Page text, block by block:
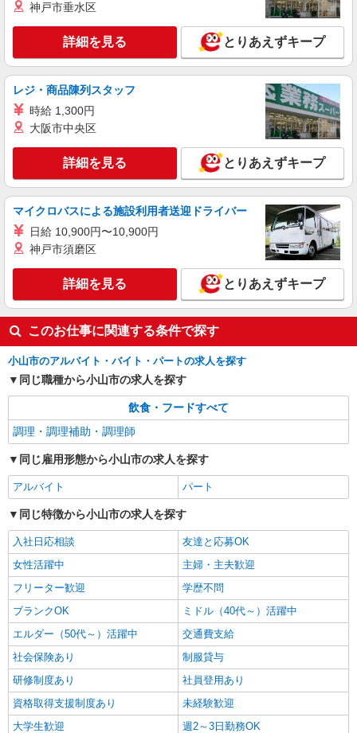
詳細を見る
アルバイト パート
すき家 4号小山間々田店
すき家の店舗スタッフ（接客・調理・清掃な
時給1,130円 ※22:00〜翌5:00：時給1,413円 ※
高校生時給1,080円 ※早朝手当（5:00〜9:00）時給
＋150円栃木県小山市間々田五料2416-5
キープ 詳細を見る
アルバイト パート
オリーブの丘 小山雨ヶ谷店
キッチン（フード）スタッフ
時給1130円 ※22:00以降は時給1413円 ※高校
生時給1100円 ■土日・祝手当 土日・祝は時給＋
100円 ■特別手当 早朝手当（6:00〜8:00）時給＋
100円
栃木県小山市雨ヶ谷字弁天前450-1
キープ 詳細を見る
神戸市垂水区
詳細を見る とりあえずキープ
レジ・商品陳列スタッフ
時給 1,300円
大阪市中央区
詳細を見る とりあえずキープ
マイクロバスによる施設利用者送迎ドライバー
日給 10,900円〜10,900円
神戸市須磨区
詳細を見る とりあえずキープ
このお仕事に関連する条件で探す
小山市のアルバイト・バイト・パートの求人を探す
同じ職種から小山市の求人を探す
飲食・フードすべて
調理・調理補助・調理師
同じ雇用形態から小山市の求人を探す
アルバイト パート
同じ特徴から小山市の求人を探す
入社日応相談
友達と応募OK
女性活躍中
主婦・主夫歓迎
フリーター歓迎
学歴不問
ブランクOK
ミドル（40代～）活躍中
エルダー（50代～）活躍中
交通費支給
社会保険あり
制服貸与
研修制度あり
社員登用あり
資格取得支援制度あり
未経験歓迎
大学生歓迎
週2～3日勤務OK